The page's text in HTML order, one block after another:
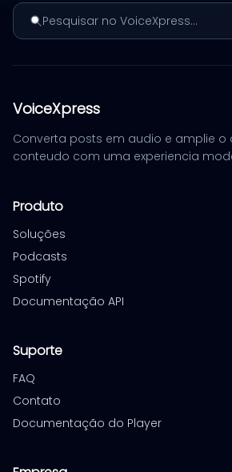
Pesquisar no VoiceXpress...
VoiceXpress
Converta posts em audio e amplie o
conteudo com uma experiencia
Produto
Soluções
Podcasts
Spotify
Documentação API
Suporte
FAQ
Contato
Documentação do Player